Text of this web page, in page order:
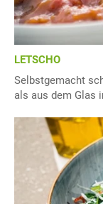
LETSCHO
Selbstgemacht
als aus dem Glas